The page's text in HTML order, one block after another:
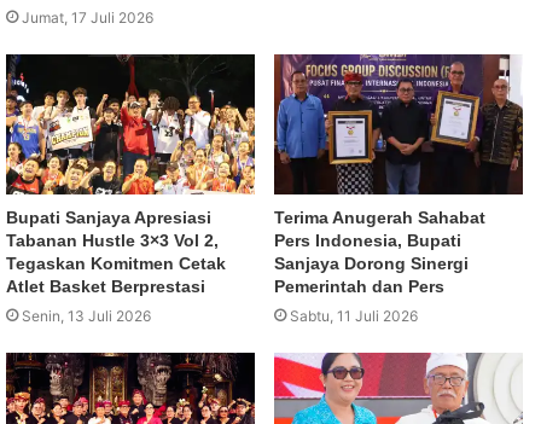
Jumat, 17 Juli 2026
Bupati Sanjaya Apresiasi
Tabanan Hustle 3×3 Vol 2,
Tegaskan Komitmen Cetak
Atlet Basket Berprestasi
Senin, 13 Juli 2026
Terima Anugerah Sahabat
Pers Indonesia, Bupati
Sanjaya Dorong Sinergi
Pemerintah dan Pers
Sabtu, 11 Juli 2026